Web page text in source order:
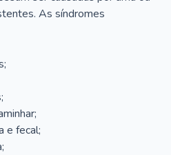
As síndromes
e fecal;